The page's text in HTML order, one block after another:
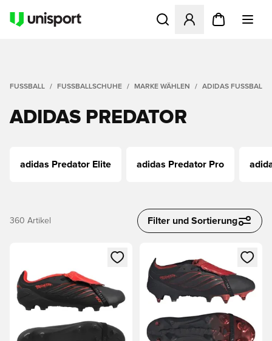
Öffnet ein Fenster zum
FUSSBALL FUSSBALLSCHUHE MARKE WÄHLEN ADIDAS
ADIDAS PREDATOR
adidas Predator Elite adidas Predator Pro
360 Artikel Filter und Sortierung
Öffnet ein Fenster zum Anmelden oder Registrieren als
Öffnet ein Fenster zum